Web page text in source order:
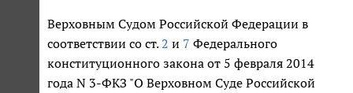
Верховным Судом Российской Федерации в
соответствии со ст. 2 и 7 Федерального
конституционного закона от 5 февраля 2014
года N 3-ФКЗ "О Верховном Суде Российской